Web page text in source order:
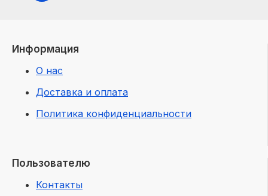
Информация
О нас
Доставка и оплата
Политика конфиденциальности
Пользователю
Контакты